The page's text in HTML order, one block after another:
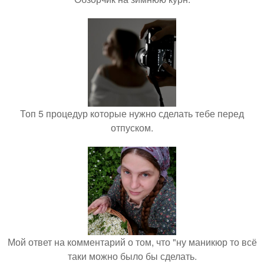
Топ 5 процедур которые нужно сделать тебе перед
отпуском.
Мой ответ на комментарий о том, что "ну маникюр то всё
таки можно было бы сделать.